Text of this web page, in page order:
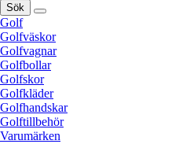
Sök
Golf
Golfväskor
Golfvagnar
Golfbollar
Golfskor
Golfkläder
Golfhandskar
Golftillbehör
Varumärken